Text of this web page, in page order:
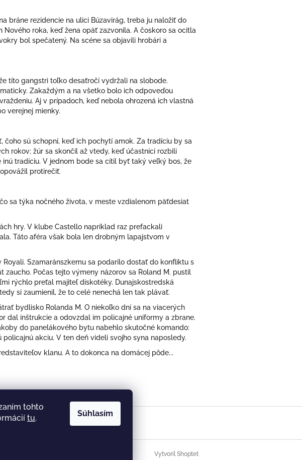
tohto
tu. Súhlasím
bráne rezidencie na ulici Búzavirág, treba ju naložiť do
roka, keď žena opäť zazvonila. A čoskoro sa ocitla
bol spečatený. Na scéne sa objavili hrobári a
títo gangstri toľko desaťročí vydržali na slobode.
Zakaždým a na všetko bolo ich odpoveďou
Aj v prípadoch, keď nebola ohrozená ich vlastná
verejnej mienky.
sú schopní, keď ich pochytí amok. Za tradíciu by sa
rokov: žúr sa skončil až vtedy, keď účastníci rozbili
tradíciu. V jednom bode sa cítil byť taký veľký bos, že
protirečiť.
sa týka nočného života, v meste vzdialenom päťdesiat
hry. V klube Castello napríklad raz prefackali
Táto aféra však bola len drobným lapajstvom v
Szamaránszkemu sa podarilo dostať do konfliktu s
Počas tejto výmeny názorov sa Roland M. pustil
rýchlo preťal majiteľ diskotéky. Dunajskostredská
si zaumienil, že to celé nenechá len tak plávať.
bydlisko Rolanda M. O niekoľko dní sa na viacerých
dal inštrukcie a odovzdal im policajné uniformy a zbrane.
do panelákového bytu nabehlo skutočné komando:
akciu. V ten deň videli svojho syna naposledy.
klanu. A to dokonca na domácej pôde...
osobných údajov
Vytvoril Shoptet